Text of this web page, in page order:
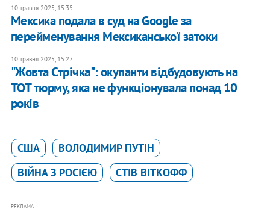
10 травня 2025, 15:35
Мексика подала в суд на Google за
перейменування Мексиканської затоки
10 травня 2025, 15:27
"Жовта Стрічка": окупанти відбудовують на
ТОТ тюрму, яка не функціонувала понад 10
років
США
ВОЛОДИМИР ПУТІН
ВІЙНА З РОСІЄЮ
СТІВ ВІТКОФФ
РЕКЛАМА